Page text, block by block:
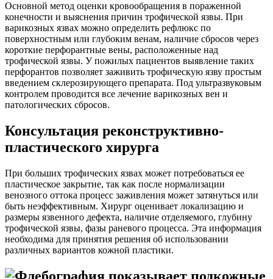
Основной метод оценки кровообращения в пораженной
конечности и выяснения причин трофической язвы. При
варикозных язвах можно определить рефлюкс по
поверхностным или глубоким венам, наличие сбросов через
короткие перфорантные вены, расположенные над
трофической язвы. У пожилых пациентов выявление таких
перфорантов позволяет заживить трофическую язву простым
введением склерозирующего препарата. Под ультразвуковым
контролем проводится все лечение варикозных вен и
патологических сбросов.
Консультация реконструктивно-
пластического хирурга
При больших трофических язвах может потребоваться ее
пластическое закрытие, так как после нормализации
венозного оттока процесс заживления может затянуться или
быть неэффективным. Хирург оценивает локализацию и
размеры язвенного дефекта, наличие отделяемого, глубину
трофической язвы, фазы раневого процесса. Эта информация
необходима для принятия решения об использовании
различных вариантов кожной пластики.